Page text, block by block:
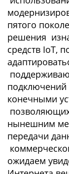
пятого
решения
средств IoT,
подключений
конечными
нынешним
передачи
ожидаем